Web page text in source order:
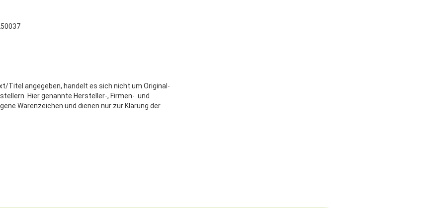
Titel angegeben, handelt es sich nicht um Original-
Hier genannte Hersteller-, Firmen- und
Warenzeichen und dienen nur zur Klärung der